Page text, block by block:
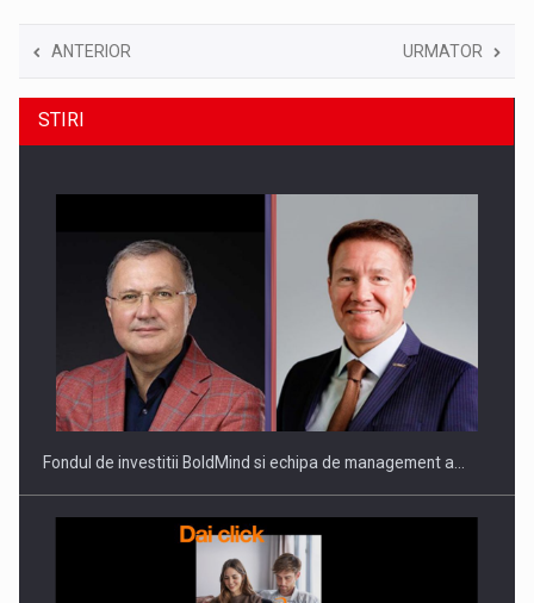
ANTERIOR URMATOR
STIRI
Fondul de investitii BoldMind si echipa de management a…